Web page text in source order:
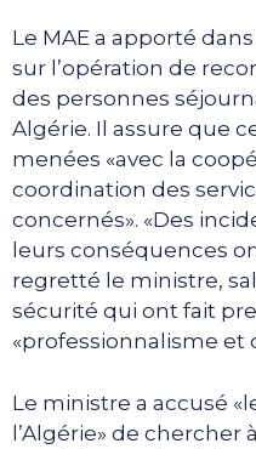
Le MAE a apporté
sur l’opération de
des personnes
Algérie. Il assure que
menées «avec la
coordination des
concernés». «Des
leurs conséquences
regretté le ministre,
sécurité qui ont fait
«professionnalisme et
Le ministre a accusé
l’Algérie» de chercher